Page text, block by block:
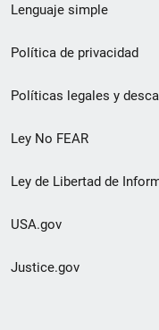
de
pie
de
página
Lenguaje simple
Política de privacidad
Políticas legales y
Ley No FEAR
Ley de Libertad de
USA.gov
Justice.gov